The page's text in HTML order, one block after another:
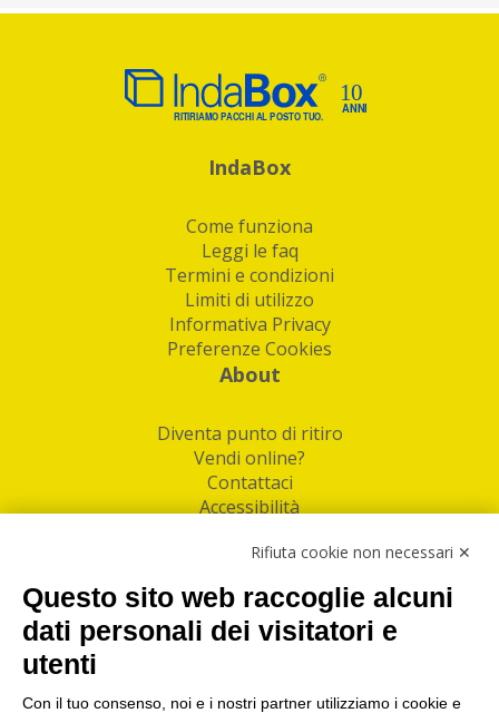
IndaBox
Come funziona
Leggi le faq
Termini e condizioni
Limiti di utilizzo
Informativa Privacy
Preferenze Cookies
About
Diventa punto di ritiro
Vendi online?
Contattaci
Accessibilità
Facebook
Linkedin
I nostri punti di ritiro e spedizione pacchi nelle
maggiori città italiane
Rifiuta cookie non necessari ✕
Questo sito web raccoglie alcuni
dati personali dei visitatori e
utenti
Con il tuo consenso, noi e i nostri partner utilizziamo i cookie e